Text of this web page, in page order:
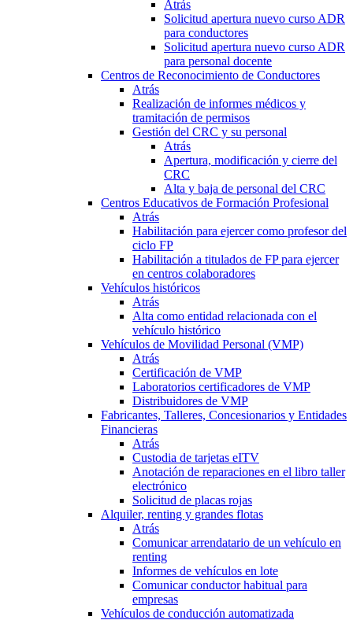
Atrás
Solicitud apertura nuevo curso ADR
para conductores
Solicitud apertura nuevo curso ADR
para personal docente
Centros de Reconocimiento de Conductores
Atrás
Realización de informes médicos y
tramitación de permisos
Gestión del CRC y su personal
Atrás
Apertura, modificación y cierre del
CRC
Alta y baja de personal del CRC
Centros Educativos de Formación Profesional
Atrás
Habilitación para ejercer como profesor del
ciclo FP
Habilitación a titulados de FP para ejercer
en centros colaboradores
Vehículos históricos
Atrás
Alta como entidad relacionada con el
vehículo histórico
Vehículos de Movilidad Personal (VMP)
Atrás
Certificación de VMP
Laboratorios certificadores de VMP
Distribuidores de VMP
Fabricantes, Talleres, Concesionarios y Entidades
Financieras
Atrás
Custodia de tarjetas eITV
Anotación de reparaciones en el libro taller
electrónico
Solicitud de placas rojas
Alquiler, renting y grandes flotas
Atrás
Comunicar arrendatario de un vehículo en
renting
Informes de vehículos en lote
Comunicar conductor habitual para
empresas
Vehículos de conducción automatizada